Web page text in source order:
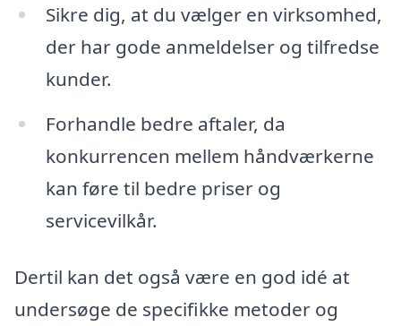
Sikre dig, at du vælger en virksomhed,
der har gode anmeldelser og tilfredse
kunder.
Forhandle bedre aftaler, da
konkurrencen mellem håndværkerne
kan føre til bedre priser og
servicevilkår.
Dertil kan det også være en god idé at
undersøge de specifikke metoder og